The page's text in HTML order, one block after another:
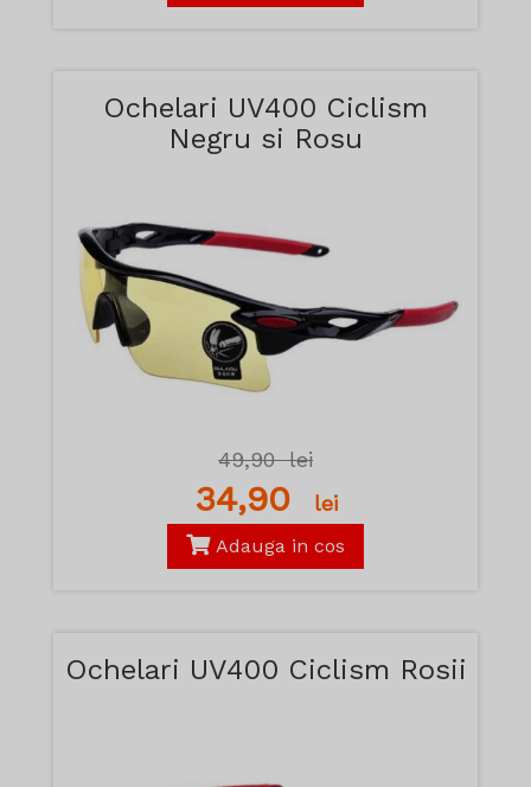
Ochelari UV400 Ciclism
Negru si Rosu
49,90lei
34,90 lei
Adauga in cos
Ochelari UV400 Ciclism Rosii